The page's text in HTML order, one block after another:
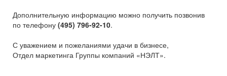
Дополнительную информацию можно получить позвонив
по телефону (495) 796-92-10.
С уважением и пожеланиями удачи в бизнесе,
Отдел маркетинга Группы компаний «НЭЛТ».